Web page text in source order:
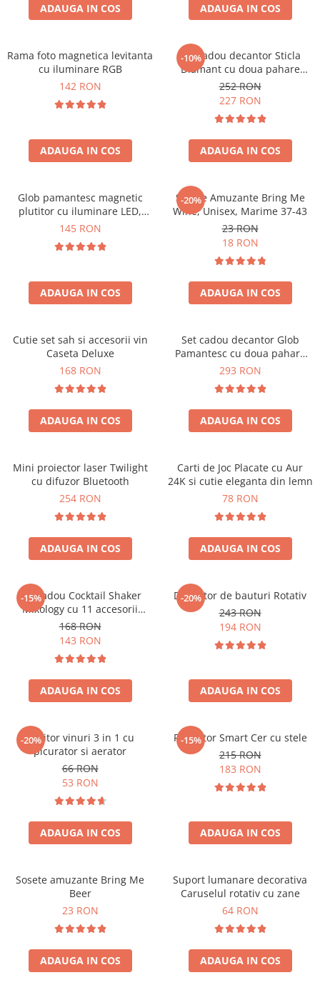
Cadouri Fete
Cadouri Haioase
Cadouri de Casa Noua
Cadouri Majorat
Cadouri pentru Bunici
Cadouri pentru Prieteni
Cel ce are tot
Cadouri Nunta si Cununie civila
Cani si Termosuri
Produse pentru Calatorie
Seturi de caligrafie
Cadouri Sfantul Alexandru
Cadouri Constantin si Elena
Cadouri Sfanta Maria
Cadouri Sfintii Mihail si Gavriil
ADAUGA IN COS ADAUGA IN COS
Rama foto magnetica levitanta
cu iluminare RGB
142 RON
ADAUGA IN COS
-10%
Set cadou decantor Sticla
Diamant cu doua pahare
Deluxe
252 RON
227 RON
ADAUGA IN COS
Glob pamantesc magnetic
plutitor cu iluminare LED,
Forma C
145 RON
ADAUGA IN COS
-20%
Sosete Amuzante Bring Me
Wine, Unisex, Marime 37-43
23 RON
18 RON
ADAUGA IN COS
Cutie set sah si accesorii vin
Caseta Deluxe
168 RON
ADAUGA IN COS
Set cadou decantor Glob
Pamantesc cu doua pahare
Deluxe
293 RON
ADAUGA IN COS
Mini proiector laser Twilight
cu difuzor Bluetooth
254 RON
ADAUGA IN COS
Carti de Joc Placate cu Aur
24K si cutie eleganta din lemn
78 RON
ADAUGA IN COS
-15%
Set cadou Cocktail Shaker
Mixology cu 11 accesorii
750ml Argintiu
168 RON
143 RON
ADAUGA IN COS
-20%
Decantor de bauturi Rotativ
243 RON
194 RON
ADAUGA IN COS
-20%
Racitor vinuri 3 in 1 cu
picurator si aerator
66 RON
53 RON
ADAUGA IN COS
-15%
Proiector Smart Cer cu stele
215 RON
183 RON
ADAUGA IN COS
Sosete amuzante Bring Me
Beer
23 RON
ADAUGA IN COS
Suport lumanare decorativa
Caruselul rotativ cu zane
64 RON
ADAUGA IN COS